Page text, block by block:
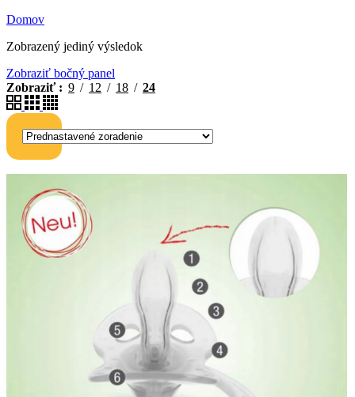
Domov
Zobrazený jediný výsledok
Zobraziť bočný panel
Zobraziť
9 12 18 24